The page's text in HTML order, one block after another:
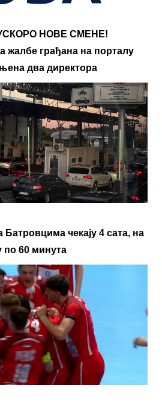
НОВЕ СМЕНЕ!
жалбе грађана на порталу
два директора
Батровцима чекају 4 сата, на
по 60 минута